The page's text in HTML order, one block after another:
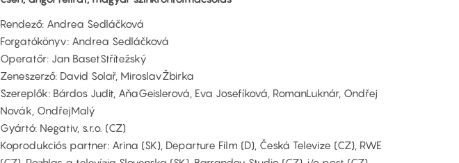
Rendező: Andrea Sedláčková
Forgatókönyv: Andrea Sedláčková
Operatőr: Jan BasetStřítežský
Zeneszerző: David Solař, MiroslavŽbirka
Szereplők: Bárdos Judit, AňaGeislerová, Eva Josefíková, RomanLuknár, Ondřej
Novák, OndřejMalý
Gyártó: Negativ, s.r.o. (CZ)
Koprodukciós partner: Arina (SK), Departure Film (D), Česká Televize (CZ), RWE